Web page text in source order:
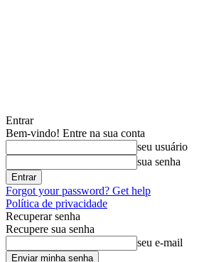
Entrar
Bem-vindo! Entre na sua conta
seu usuário
sua senha
Forgot your password? Get help
Política de privacidade
Recuperar senha
Recupere sua senha
seu e-mail